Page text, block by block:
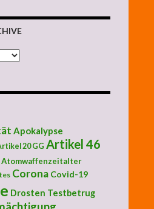
Apokalypse
20 GG Artikel 46
Atomwaffenzeitalter
Corona Covid-19
Drosten Testbetrug